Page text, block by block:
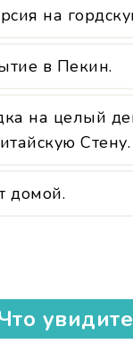
на
в Пекин.
на целый
Стену.
домой.
увидите